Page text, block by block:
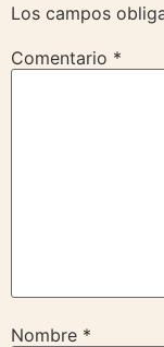
Los campos
Comentario *
Nombre *